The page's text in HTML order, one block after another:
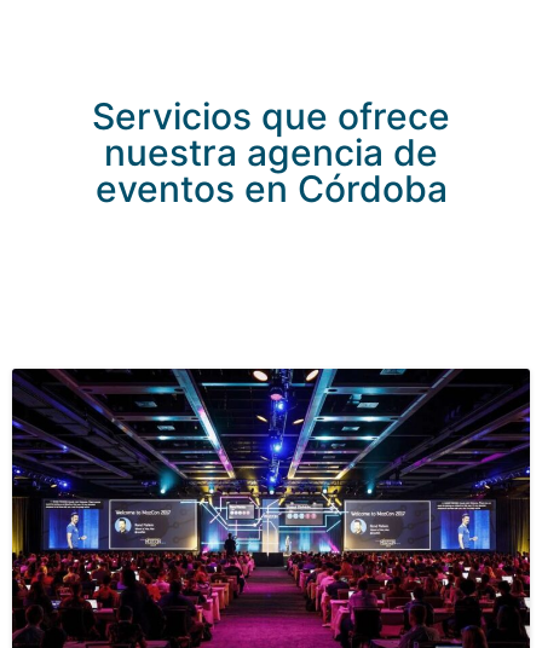
Servicios que ofrece
nuestra agencia de
eventos en Córdoba